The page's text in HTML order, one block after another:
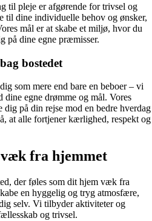
til pleje er afgørende for trivsel og
til dine individuelle behov og ønsker,
mål er at skabe et miljø, hvor du
på dine egne præmisser.
bostedet
som mere end bare en beboer – vi
egne drømme og mål. Vores
dig på din rejse mod en bedre hverdag
at alle fortjener kærlighed, respekt og
fra hjemmet
der føles som dit hjem væk fra
en hyggelig og tryg atmosfære,
selv. Vi tilbyder aktiviteter og
og trivsel.